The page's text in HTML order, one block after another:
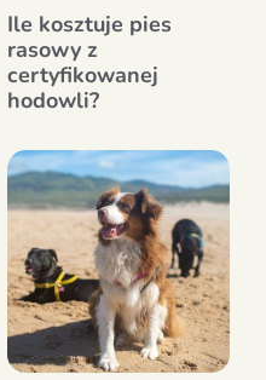
Ile kosztuje pies
rasowy z
certyfikowanej
hodowli?